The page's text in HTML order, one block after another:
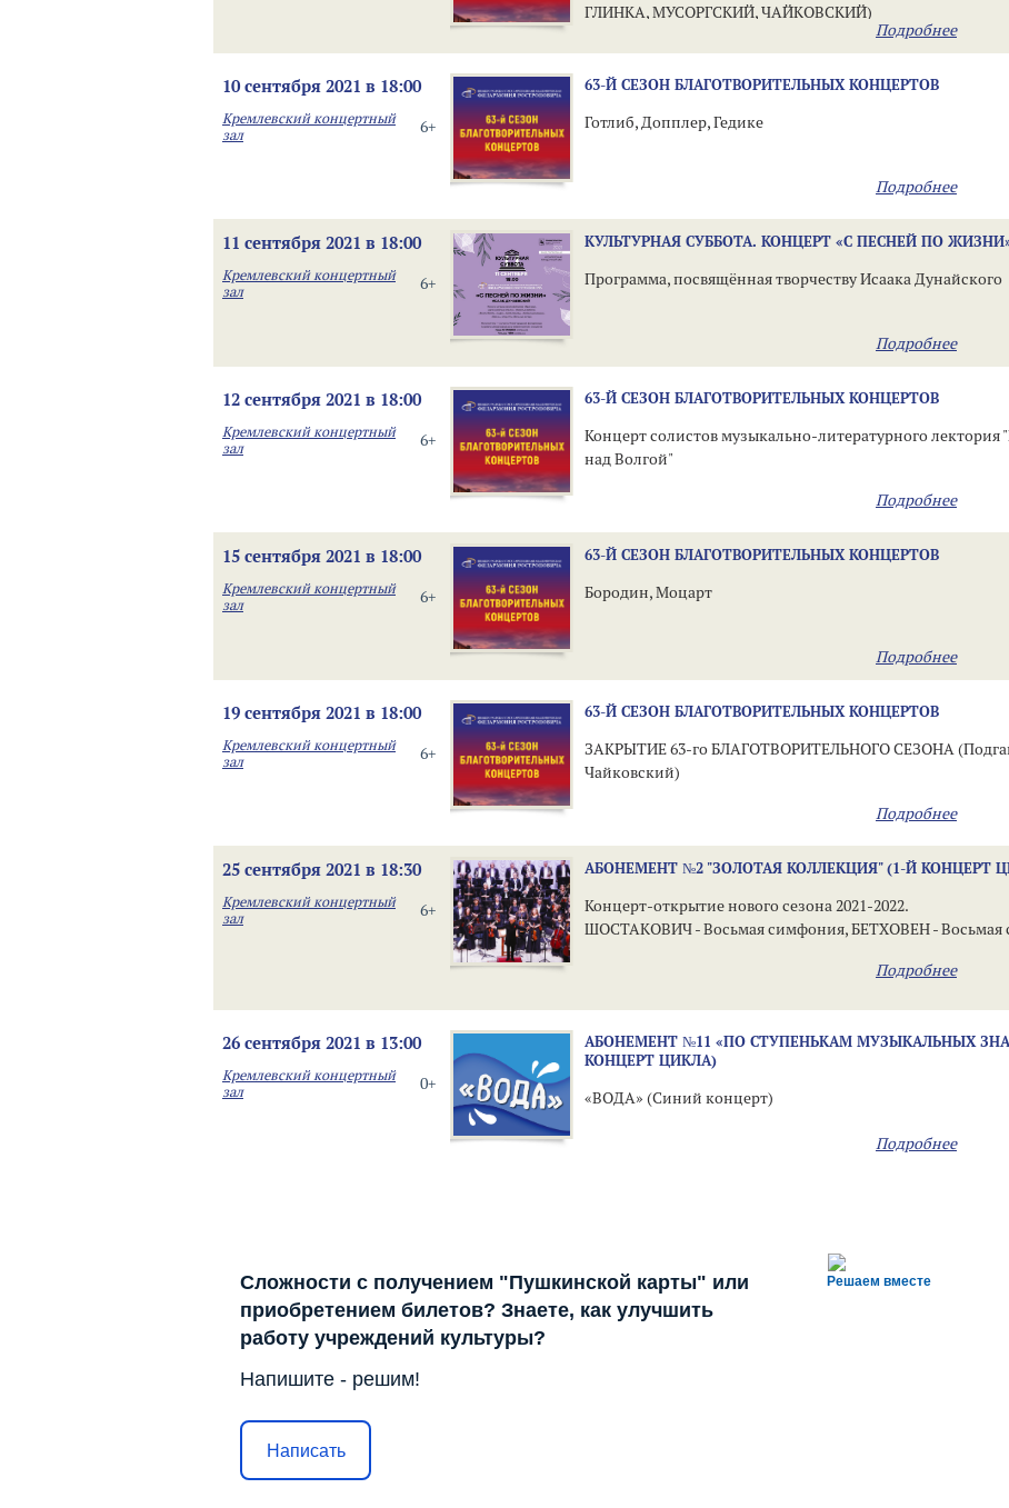
ГЛИНКА, МУСОРГСКИЙ, ЧАЙКОВСКИЙ)
Подробнее
10 сентября 2021 в 18:00
6+
Кремлевский концертный
зал
63-Й СЕЗОН БЛАГОТВОРИТЕЛЬНЫХ КОНЦЕРТОВ
Готлиб, Допплер, Гедике
Подробнее
11 сентября 2021 в 18:00
6+
Кремлевский концертный
зал
КУЛЬТУРНАЯ СУББОТА. КОНЦЕРТ «С ПЕСНЕЙ ПО
Программа, посвящённая творчеству Исаака Дунайского
Подробнее
12 сентября 2021 в 18:00
6+
Кремлевский концертный
зал
63-Й СЕЗОН БЛАГОТВОРИТЕЛЬНЫХ КОНЦЕРТОВ
Концерт солистов музыкально-литературного лектория
над Волгой"
Подробнее
15 сентября 2021 в 18:00
6+
Кремлевский концертный
зал
63-Й СЕЗОН БЛАГОТВОРИТЕЛЬНЫХ КОНЦЕРТОВ
Бородин, Моцарт
Подробнее
19 сентября 2021 в 18:00
6+
Кремлевский концертный
зал
63-Й СЕЗОН БЛАГОТВОРИТЕЛЬНЫХ КОНЦЕРТОВ
ЗАКРЫТИЕ 63-го БЛАГОТВОРИТЕЛЬНОГО СЕЗОНА
Чайковский)
Подробнее
25 сентября 2021 в 18:30
6+
Кремлевский концертный
зал
АБОНЕМЕНТ №2 "ЗОЛОТАЯ КОЛЛЕКЦИЯ" (1-Й КОНЦЕРТ
Концерт-открытие нового сезона 2021-2022.
ШОСТАКОВИЧ - Восьмая симфония, БЕТХОВЕН - Восьмая
Подробнее
26 сентября 2021 в 13:00
0+
Кремлевский концертный
зал
АБОНЕМЕНТ №11 «ПО СТУПЕНЬКАМ МУЗЫКАЛЬНЫХ
КОНЦЕРТ ЦИКЛА)
«ВОДА» (Синий концерт)
Подробнее
Решаем вместе
Сложности с получением "Пушкинской карты" или
приобретением билетов? Знаете, как улучшить
работу учреждений культуры?
Напишите - решим!
Написать